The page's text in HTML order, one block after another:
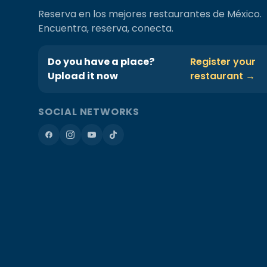
Reserva en los mejores restaurantes de México.
Encuentra, reserva, conecta.
Do you have a place?
Upload it now
Register your
restaurant →
SOCIAL NETWORKS